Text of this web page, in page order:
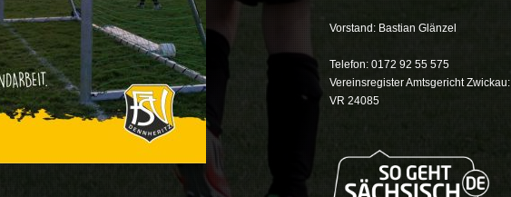
Vorstand: Bastian Glänzel
Telefon: 0172 92 55 575
Vereinsregister Amtsgericht Zwickau:
VR 24085